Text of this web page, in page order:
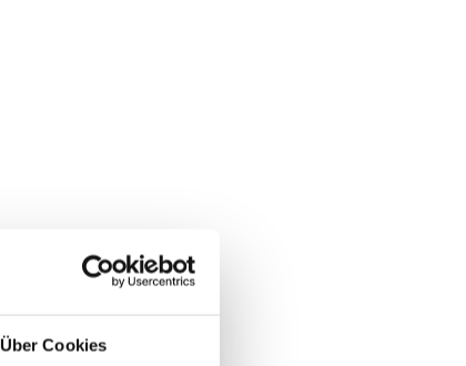
Über Cookies